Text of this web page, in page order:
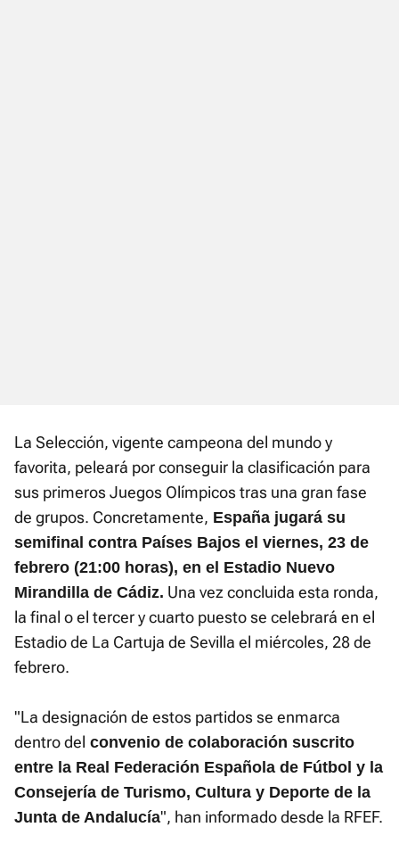
La Selección, vigente campeona del mundo y
favorita, peleará por conseguir la clasificación para
sus primeros Juegos Olímpicos tras una gran fase
de grupos. Concretamente, España jugará su
semifinal contra Países Bajos el viernes, 23 de
febrero (21:00 horas), en el Estadio Nuevo
Mirandilla de Cádiz. Una vez concluida esta ronda,
la final o el tercer y cuarto puesto se celebrará en el
Estadio de La Cartuja de Sevilla el miércoles, 28 de
febrero.
"La designación de estos partidos se enmarca
dentro del convenio de colaboración suscrito
entre la Real Federación Española de Fútbol y la
Consejería de Turismo, Cultura y Deporte de la
Junta de Andalucía", han informado desde la RFEF.